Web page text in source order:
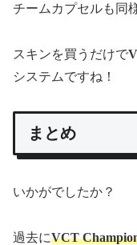
チームカプセルも同
スキンを買うだけで
システムですね！
まとめ
いかがでしたか？
過去にVCT